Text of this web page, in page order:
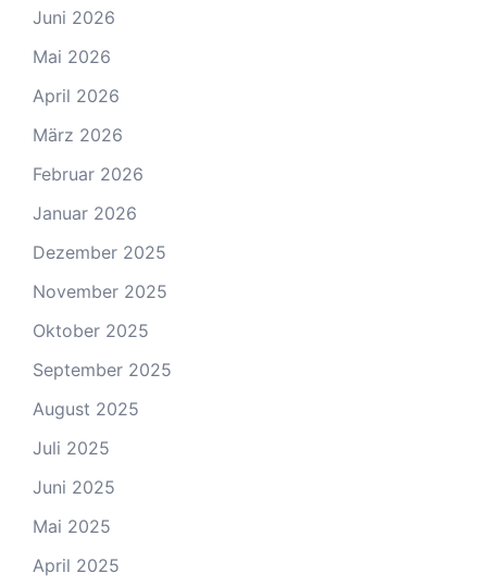
Juni 2026
Mai 2026
April 2026
März 2026
Februar 2026
Januar 2026
Dezember 2025
November 2025
Oktober 2025
September 2025
August 2025
Juli 2025
Juni 2025
Mai 2025
April 2025